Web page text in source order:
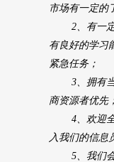
市场有一定的
2、有一定
有良好的学习
紧急任务；
3、拥有
商资源者优先
4、欢迎全
入我们的信息
5、我们会